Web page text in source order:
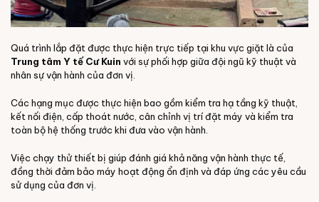
Quá trình lắp đặt được thực hiện trực tiếp tại khu vực giặt là của
Trung tâm Y tế Cư Kuin với sự phối hợp giữa đội ngũ kỹ thuật và
nhân sự vận hành của đơn vị.
Các hạng mục được thực hiện bao gồm kiểm tra hạ tầng kỹ thuật,
kết nối điện, cấp thoát nước, cân chỉnh vị trí đặt máy và kiểm tra
toàn bộ hệ thống trước khi đưa vào vận hành.
Việc chạy thử thiết bị giúp đánh giá khả năng vận hành thực tế,
đồng thời đảm bảo máy hoạt động ổn định và đáp ứng các yêu cầu
sử dụng của đơn vị.